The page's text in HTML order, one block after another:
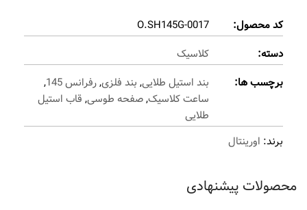
کد محصول:
O.SH145G-0017
دسته:
کلاسیک
برچسب ها:
بند استیل طلایی, بند فلزی,رفرانس 145
,
ساعت کلاسیک,صفحه طوسی, قاب استیل
طلایی
برند: اورینتال
محصولات پیشنهادی